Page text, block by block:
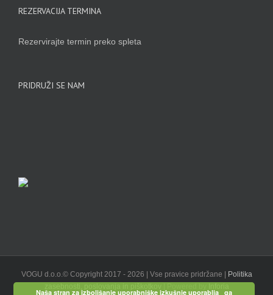
REZERVACIJA TERMINA
Rezervirajte termin preko spleta
PRIDRUŽI SE NAM
VOGU d.o.o.© Copyright 2017 - 2026 | Vse pravice pridržane | Politika
Naša stran za izboljšanje uporabniške izkušnje uporablja _ga